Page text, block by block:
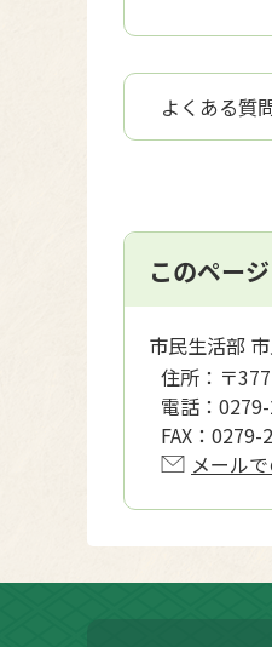
よくある質
このペー
市民生活部
住所： 〒
電話：
FAX： 0279-
メール